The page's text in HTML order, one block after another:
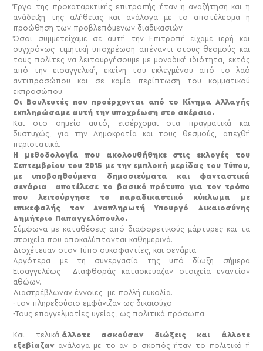
Έργο της προκαταρκτικής επιτροπής ήταν η αναζήτηση και η
ανάδειξη της αλήθειας και ανάλογα με το αποτέλεσμα η
προώθηση των προβλεπόμενων διαδικασιών.
Όσοι συμμετείχαμε σε αυτή την Επιτροπή είχαμε ιερή και
συγχρόνως τιμητική υποχρέωση απέναντι στους θεσμούς και
τους πολίτες να λειτουργήσουμε με μοναδική ιδιότητα, εκτός
από την εισαγγελική, εκείνη του εκλεγμένου από το λαό
αντιπροσώπου και σε καμία περίπτωση του κομματικού
εκπροσώπου.
Οι Βουλευτές που προέρχονται από το Κίνημα Αλλαγής
εκπληρώσαμε αυτή την υποχρέωση στο ακέραιο.
Και στο σημείο αυτό, εισέρχομαι στα πραγματικά και
δυστυχώς, για την Δημοκρατία και τους θεσμούς, απεχθή
περιστατικά.
Η μεθοδολογία που ακολουθήθηκε στις εκλογές του
Σεπτεμβρίου του 2015 με την εμπλοκή μερίδας του Τύπου,
με υποβοηθούμενα δημοσιεύματα και φανταστικά
σενάρια αποτέλεσε το βασικό πρότυπο για τον τρόπο
που λειτούργησε το παραδικαστικό κύκλωμα με
επικεφαλής τον Αναπληρωτή Υπουργό Δικαιοσύνης
Δημήτριο Παπαγγελόπουλο.
Σύμφωνα με καταθέσεις από διαφορετικούς μάρτυρες και τα
στοιχεία που αποκαλύπτονται καθημερινά.
Διοχέτευαν στον Τύπο συκοφαντίες, και σενάρια.
Αργότερα με τη συνεργασία της υπό δίωξη σήμερα
Εισαγγελέως Διαφθοράς κατασκεύαζαν στοιχεία εναντίον
αθώων.
Διαστρέβλωναν έννοιες με πολλή ευκολία.
-τον πληρεξούσιο εμφάνιζαν ως δικαιούχο
-Τους επαγγελματίες υγείας, ως πολιτικά πρόσωπα.
Και τελικά, άλλοτε ασκούσαν διώξεις και άλλοτε
εξεβίαζαν ανάλογα με το αν ο σκοπός ήταν το πολιτικό ή